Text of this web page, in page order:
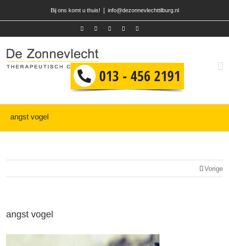
Bij ons komt u thuis! info@dezonnevlechttilburg.nl
angst vogel
Vorige
angst vogel